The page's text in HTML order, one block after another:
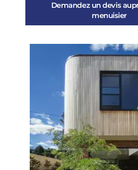
Demandez un devis
menuisier